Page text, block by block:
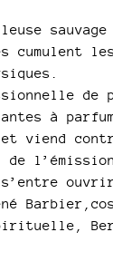
cumulent
de
à
viend